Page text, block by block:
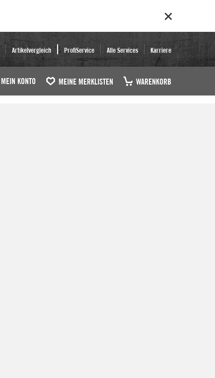
Artikelvergleich ProfiService Alle Services Karriere
MEIN KONTO MEINE MERKLISTEN WARENKORB